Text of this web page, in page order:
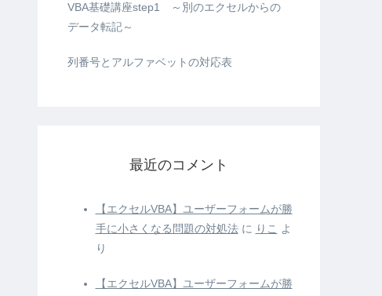
VBA基礎講座step1 ～別のエクセルからの
データ転記～
列番号とアルファベットの対応表
最近のコメント
【エクセルVBA】ユーザーフォームが勝
手に小さくなる問題の対処法に りこ よ
り
【エクセルVBA】ユーザーフォームが勝